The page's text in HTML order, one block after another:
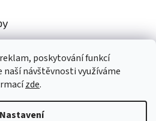
poskytování funkcí
návštěvnosti využíváme
zde.
Nastavení